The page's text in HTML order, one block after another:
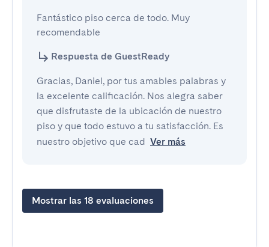
Fantástico piso cerca de todo. Muy
recomendable
Respuesta de GuestReady
Gracias, Daniel, por tus amables palabras y
la excelente calificación. Nos alegra saber
que disfrutaste de la ubicación de nuestro
piso y que todo estuvo a tu satisfacción. Es
nuestro objetivo que cad Ver más
Mostrar las 18 evaluaciones